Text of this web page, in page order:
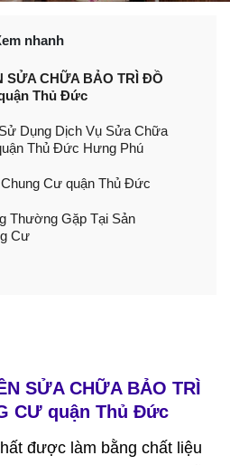
nhanh
SỬA CHỮA BẢO TRÌ ĐỒ
Thủ Đức
Dụng Dịch Vụ Sửa Chữa
Thủ Đức Hưng Phú
Cư quận Thủ Đức
Thường Gặp Tại Sản
Cư
SỬA CHỮA BẢO TRÌ
CƯ quận Thủ Đức
được làm bằng chất liệu